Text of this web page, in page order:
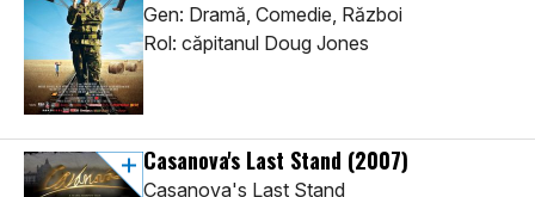
Gen: Dramă, Comedie, Război
Rol: căpitanul Doug Jones
Casanova's Last Stand (2007)
Casanova's Last Stand